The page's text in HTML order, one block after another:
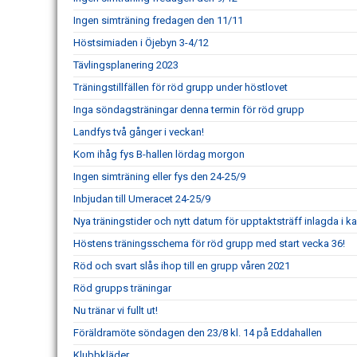
Ingen simträning fredagen den 11/11
Höstsimiaden i Öjebyn 3-4/12
Tävlingsplanering 2023
Träningstillfällen för röd grupp under höstlovet
Inga söndagsträningar denna termin för röd grupp
Landfys två gånger i veckan!
Kom ihåg fys B-hallen lördag morgon
Ingen simträning eller fys den 24-25/9
Inbjudan till Umeracet 24-25/9
Nya träningstider och nytt datum för upptaktsträff inlagda i
Höstens träningsschema för röd grupp med start vecka 36!
Röd och svart slås ihop till en grupp våren 2021
Röd grupps träningar
Nu tränar vi fullt ut!
Föräldramöte söndagen den 23/8 kl. 14 på Eddahallen